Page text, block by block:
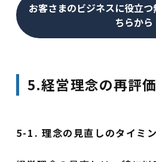
お客さまのビジネスに役立
ちらから
5.経営理念の再評
5-1. 理念の見直しのタイミ